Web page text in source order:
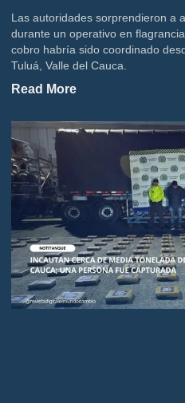
Las autoridades sorprendieron a
durante un operativo en
cobro habría sido coordinado
Tuluá, Valle del Cauca.
Read More